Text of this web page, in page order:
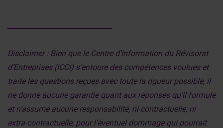
Disclaimer : Bien que le Centre d’Information du Révisorat
d’Entreprises (ICCI) s’entoure des compétences voulues et
traite les questions reçues avec toute la rigueur possible, il
ne donne aucune garantie quant aux réponses qu’il formule
et n’assume aucune responsabilité, ni contractuelle, ni
extra-contractuelle, pour l’éventuel dommage qui pourrait